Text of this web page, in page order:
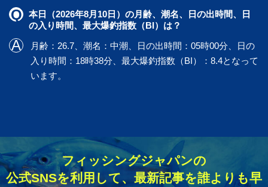
本日（2026年8月10日）の月齢、潮名、日の出時間、日
の入り時間、最大爆釣指数（BI）は？
月齢：26.7、潮名：中潮、日の出時間：05時00分、日の
入り時間：18時38分、最大爆釣指数（BI）：8.4となって
います。
フィッシングジャパンの
公式SNSを利用して、最新記事を誰よりも早